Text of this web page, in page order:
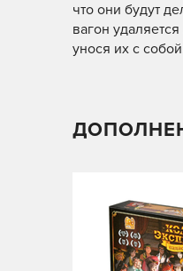
что они будут
вагон
унося их с